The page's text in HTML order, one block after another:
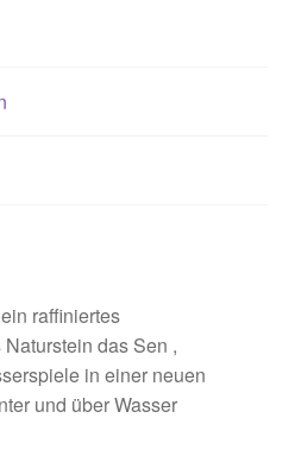
raffiniertes
das Sen ,
in einer neuen
und über Wasser